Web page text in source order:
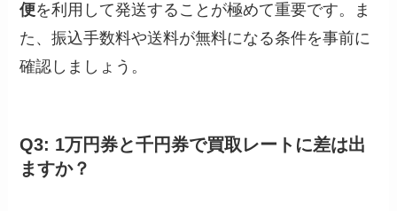
便を利用して発送することが極めて重要です。ま
た、振込手数料や送料が無料になる条件を事前に
確認しましょう。
Q3: 1万円券と千円券で買取レートに差は出
ますか？